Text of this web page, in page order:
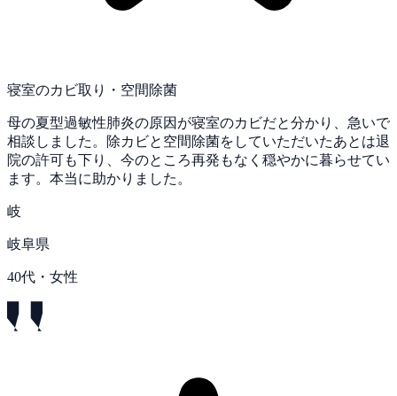
寝室のカビ取り・空間除菌
母の夏型過敏性肺炎の原因が寝室のカビだと分かり、急いで
相談しました。除カビと空間除菌をしていただいたあとは退
院の許可も下り、今のところ再発もなく穏やかに暮らせてい
ます。本当に助かりました。
岐
岐阜県
40代・女性